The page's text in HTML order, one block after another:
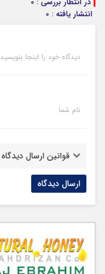
انتشار یافته : 0
دیدگاه خود را اینجا بنویسید
نام شما
قوانین ارسال دیدگاه